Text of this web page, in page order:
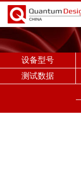
设备型号
测试数据